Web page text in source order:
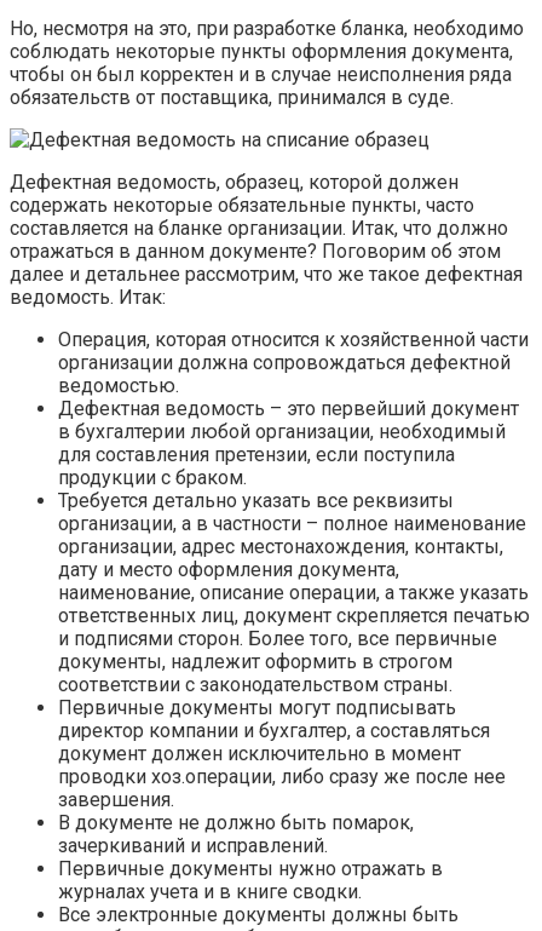
Но, несмотря на это, при разработке бланка, необходимо
соблюдать некоторые пункты оформления документа,
чтобы он был корректен и в случае неисполнения ряда
обязательств от поставщика, принимался в суде.
Дефектная ведомость, образец, которой должен
содержать некоторые обязательные пункты, часто
составляется на бланке организации. Итак, что должно
отражаться в данном документе? Поговорим об этом
далее и детальнее рассмотрим, что же такое дефектная
ведомость. Итак:
Операция, которая относится к хозяйственной части
организации должна сопровождаться дефектной
ведомостью.
Дефектная ведомость – это первейший документ
в бухгалтерии любой организации, необходимый
для составления претензии, если поступила
продукции с браком.
Требуется детально указать все реквизиты
организации, а в частности – полное наименование
организации, адрес местонахождения, контакты,
дату и место оформления документа,
наименование, описание операции, а также указать
ответственных лиц, документ скрепляется печатью
и подписями сторон. Более того, все первичные
документы, надлежит оформить в строгом
соответствии с законодательством страны.
Первичные документы могут подписывать
директор компании и бухгалтер, а составляться
документ должен исключительно в момент
проводки хоз.операции, либо сразу же после нее
завершения.
В документе не должно быть помарок,
зачеркиваний и исправлений.
Первичные документы нужно отражать в
журналах учета и в книге сводки.
Все электронные документы должны быть